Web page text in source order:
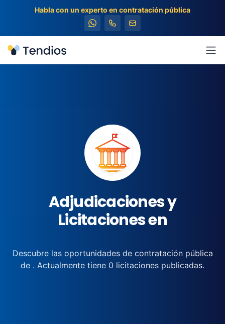
Habla con un experto en contratación pública
Tendios
Adjudicaciones y
Licitaciones en
Descubre las oportunidades de contratación pública
de . Actualmente tiene 0 licitaciones publicadas.